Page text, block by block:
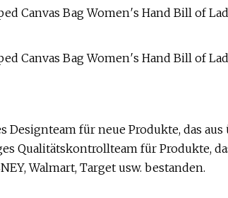
Designteam für neue Produkte, das
Qualitätskontrollteam für Produkte,
Walmart, Target usw. bestanden.